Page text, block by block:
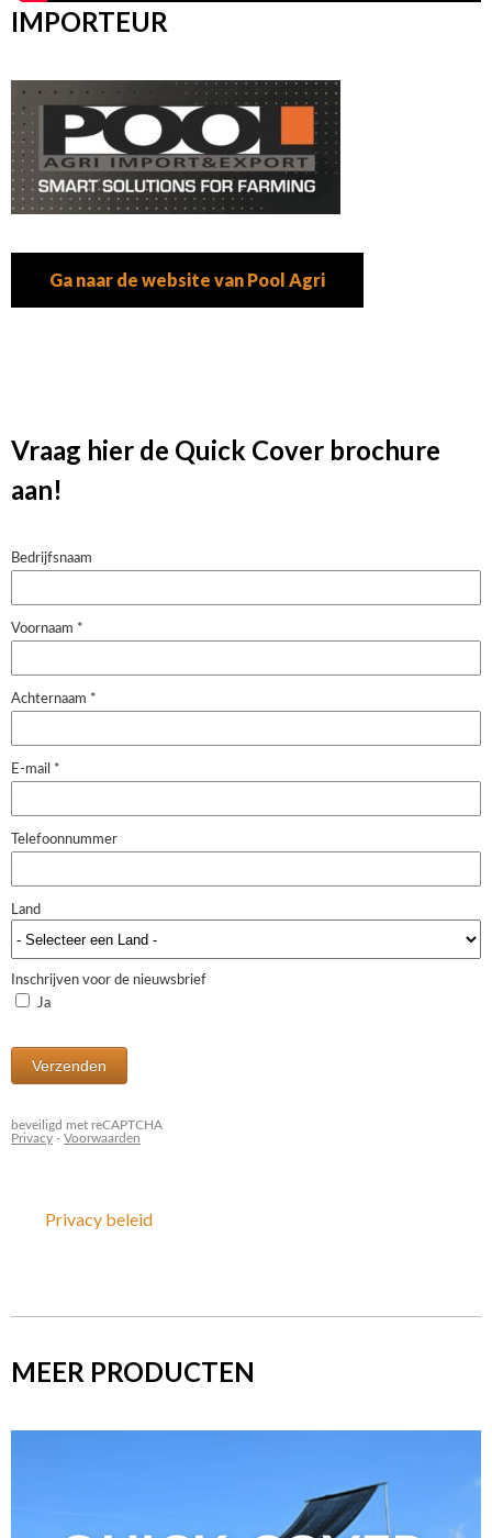
IMPORTEUR
Ga naar de website van Pool Agri
Vraag hier de Quick Cover brochure
aan!
Privacy beleid
MEER PRODUCTEN